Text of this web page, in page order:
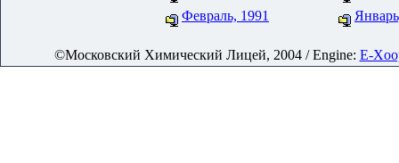
Февраль, 1991
©Московский Химический Лицей, 2004 / Engine: E-